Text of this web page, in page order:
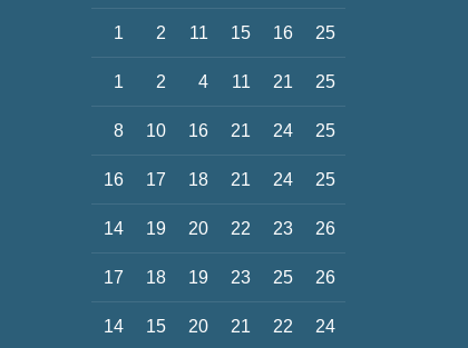
1 2 11 15 16 25
1 2 4 11 21 25
8 10 16 21 24 25
16 17 18 21 24 25
14 19 20 22 23 26
17 18 19 23 25 26
14 15 20 21 22 24